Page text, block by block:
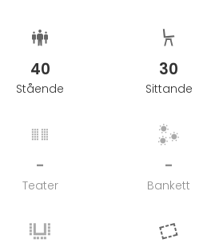
40
Stående
30
Sittande
-
Teater
-
Bankett